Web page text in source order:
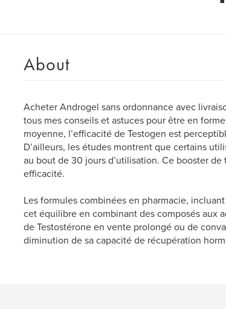
About
Acheter Androgel sans ordonnance avec
tous mes conseils et astuces pour être en
moyenne, l’efficacité de Testogen est
D’ailleurs, les études montrent que certains
au bout de 30 jours d’utilisation. Ce booster
efficacité.
Les formules combinées en pharmacie,
cet équilibre en combinant des composés aux
de Testostérone en vente prolongé ou de
diminution de sa capacité de récupération